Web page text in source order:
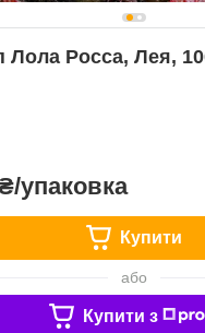
Лола Росса, Лея,
упаковка
Купити
або
Купити з